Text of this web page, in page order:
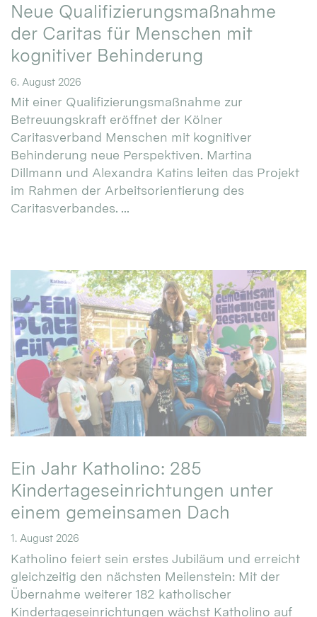
Neue Qualifizierungsmaßnahme
der Caritas für Menschen mit
kognitiver Behinderung
6. August 2026
Mit einer Qualifizierungsmaßnahme zur
Betreuungskraft eröffnet der Kölner
Caritasverband Menschen mit kognitiver
Behinderung neue Perspektiven. Martina
Dillmann und Alexandra Katins leiten das Projekt
im Rahmen der Arbeitsorientierung des
Caritasverbandes. ...
Ein Jahr Katholino: 285
Kindertageseinrichtungen unter
einem gemeinsamen Dach
1. August 2026
Katholino feiert sein erstes Jubiläum und erreicht
gleichzeitig den nächsten Meilenstein: Mit der
Übernahme weiterer 182 katholischer
Kindertageseinrichtungen wächst Katholino auf